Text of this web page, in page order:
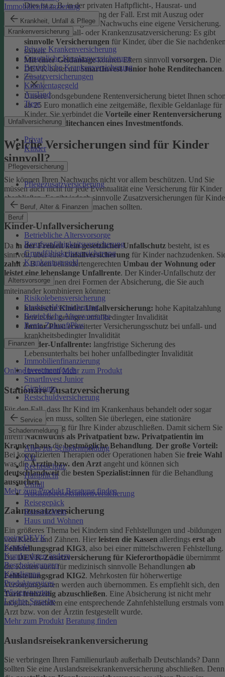
Immobilienfinanzierung
Krankheit, Unfall & Pflege
Krankenversicherung
Private Krankenversicherung
Gesetzliche Krankenversicherung
Betriebliche Krankenversicherung
Zusatzversicherungen
Krankentagegeld
Ausland
Tiere
Unfallversicherung
Privat
Kinder
Pflegeversicherung
Pflegezusatzversicherung
Beruf, Alter & Finanzen
Beruf
Betriebliche Altersvorsorge
Berufsunfähigkeitsversicherung
Grundfähigkeitsversicherung
Krankentagegeld
Altersvorsorge
Risikolebensversicherung
Sterbegeldversicherung
Betriebliche Altersvorsorge
Rente ZukunftPlus
Finanzen
Immobilienfinanzierung
Investmentfonds
SmartInvest Junior
Girokonto
Restschuldversicherung
Service
Schadenmeldung
Alles zur Schadenmeldung
Kfz
Rechtsschutz
Haftpflicht
Unfall
Auslandsreisekrankenversicherung
Reisegepäck
Reiserücktritt
Haus und Wohnen
meineDEVK
Kontakt
Kundendaten ändern
Bescheinigungen
Kündigung
Produktservices
Wissenswertes
Leichte Sprache
Dies ist z. B. in der privaten Haftpflicht-, Hausrat- und
Rechtsschutzversicherung der Fall. Erst mit Auszug oder
Berufsstart benötigt der Nachwuchs eine eigene Versicherung.
Ob Kinder-Unfall- oder Krankenzusatzversicherung: Es gibt
sinnvolle Versicherungen für Kinder, über die Sie
sollten.
Mit einer Geldanlagekönnen Eltern sinnvoll vorsorgen. Die
DEVK bietet mitSmartInvest Junior hohe Renditechancen.
Unsere fondsgebundene Rentenversicherung bietet Ihnen
ab 25 Euro monatlich eine zeitgemäße, flexible Geldanlage für
Kinder. Sie verbindet die Vorteile einer Rentenversicherung
mit denRenditechancen eines Investmentfonds.
Welche Versicherungen sind für Kinder
sinnvoll?
Sie können Ihren Nachwuchs nicht vor allem beschützen. Und Sie
müssen auch nicht für jede Eventualität eine Versicherung für Kinder
abschließen. Es gibt jedoch sinnvolle Zusatzversicherungen für
über die Sie sich Gedanken machen sollten.
Kinder-Unfallversicherung
Da in der Freizeit kein gesetzlicher Unfallschutz besteht, ist es
sinnvoll, über eineUnfallversicherung für Kinder nachzudenken.
zahlt z. B. den behindertengerechten Umbau der Wohnung oder
leistet eine lebenslange Unfallrente. Der Kinder-Unfallschutz der
DEVK bietet Ihnen drei Formen der Absicherung, die Sie auch
miteinander kombinieren können:
klassische Kinder-Unfallversicherung: hohe Kapitalzahlung
bereits bei geringer unfallbedingter Invalidität
Junior Plus:erweiterter Versicherungsschutz bei unfall- und
krankheitsbedingter Invalidität
Kinder-Unfallrente: langfristige Sicherung des
Lebensunterhalts bei hoher unfallbedingter Invalidität
Online berechnen Mehr zum Produkt
Stationäre Zusatzversicherung
Für den Fall, dass Ihr Kind im Krankenhaus behandelt oder sogar
operiert werden muss, sollten Sie überlegen, eine stationäre
Zusatzversicherung für Ihre Kinder abzuschließen. Damit sichern Sie
IhremNachwuchs als Privatpatient bzw. Privatpatientin im
Krankenhausdiebestmögliche Behandlung. Der große Vorteil:
Bei komplizierten Therapien oder Operationen haben Sie freie Wahl
was dieÄrztin bzw. den Arzt angeht und können sich
deutschlandweitdie besten Spezialist:innen für die Behandlung
aussuchen.
Mehr zum Produkt Beratung finden
Zahnzusatzversicherung
Ein größeres Thema bei Kindern sind Fehlstellungen und -bildungen
von Kiefer und Zähnen. Hier leisten die Kassen allerdings erst ab
Fehlstellungsgrad KIG3, also bei einer mittelschweren Fehlstellung.
DieDEVK-Zusatzversicherung für Kieferorthopädie übernimmt
die Kosten auch für medizinisch sinnvolle Behandlungen ab
Fehlstellungsgrad KIG2. Mehrkosten für höherwertige
Versorgungsarten werden auch übernommen. Es empfiehlt sich, den
Tarif frühzeitig abzuschließen. Eine Absicherung ist nicht mehr
möglich, nachdem eine entsprechende Zahnfehlstellung erstmals vom
Arzt bzw. von der Ärztin festgestellt wurde.
Mehr zum Produkt Beratung finden
Auslandsreisekrankenversicherung
Sie verbringen Ihren Familienurlaub außerhalb Deutschlands? Dann
sollten Sie eine Auslandsreisekrankenversicherung abschließen. Denn